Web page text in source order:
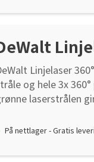
Linjelaser
og hele 3x
laserstrålen
10,8V
låsbar pendel for
På nettlager - Gratis